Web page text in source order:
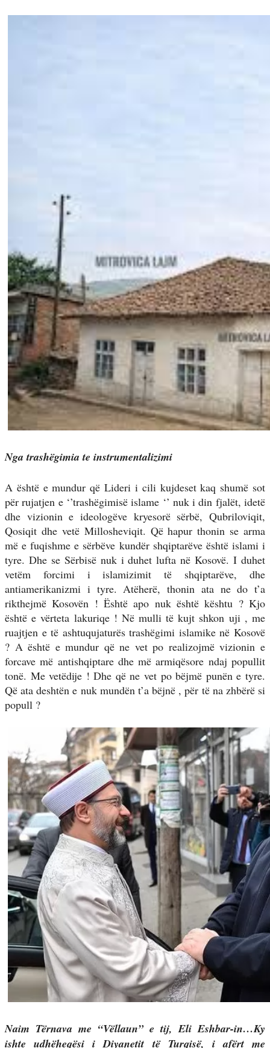
Nga trashëgimia te instrumentalizimi
A është e mundur që Lideri i cili kujdeset kaq shumë sot
për rujatjen e ‘’trashëgimisë islame ‘’ nuk i din fjalët, idetë
dhe vizionin e ideologëve kryesorë sërbë, Qubriloviqit,
Qosiqit dhe vetë Millosheviqit. Që hapur thonin se arma
më e fuqishme e sërbëve kundër shqiptarëve është islami i
tyre. Dhe se Sërbisë nuk i duhet lufta në Kosovë. I duhet
vetëm forcimi i islamizimit të shqiptarëve, dhe
antiamerikanizmi i tyre. Atëherë, thonin ata ne do t’a
rikthejmë Kosovën ! Është apo nuk është kështu ? Kjo
është e vërteta lakuriqe ! Në mulli të kujt shkon uji , me
ruajtjen e të ashtuqujaturës trashëgimi islamike në Kosovë
? A është e mundur që ne vet po realizojmë vizionin e
forcave më antishqiptare dhe më armiqësore ndaj popullit
tonë. Me vetëdije ! Dhe që ne vet po bëjmë punën e tyre.
Që ata deshtën e nuk mundën t’a bëjnë , për të na zhbërë si
popull ?
Naim Tërnava me “Vëllaun” e tij, Eli Eshbar-in…Ky
ishte udhëheqësi i Diyanetit të Turqisë, i afërt me